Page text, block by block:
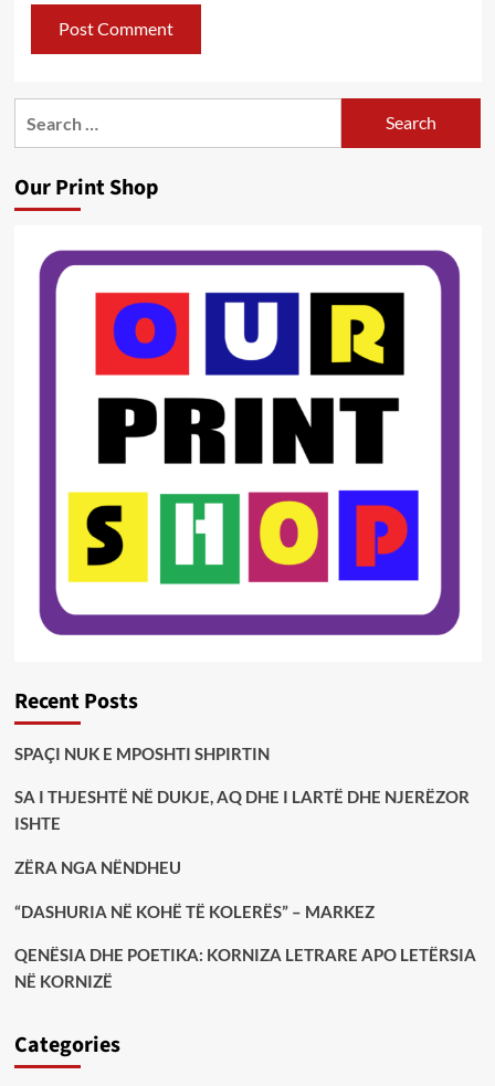
Our Print Shop
Recent Posts
SPAÇI NUK E MPOSHTI SHPIRTIN
SA I THJESHTË NË DUKJE, AQ DHE I LARTË DHE NJERËZOR
ISHTE
ZËRA NGA NËNDHEU
“DASHURIA NË KOHË TË KOLERËS” – MARKEZ
QENËSIA DHE POETIKA: KORNIZA LETRARE APO LETËRSIA
NË KORNIZË
Categories